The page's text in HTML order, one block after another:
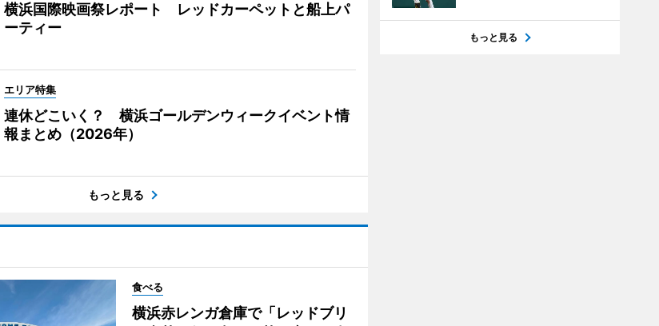
横浜国際映画祭レポート レッドカーペットと船上パ
ーティー
エリア特集
連休どこいく？ 横浜ゴールデンウィークイベント情
報まとめ（2026年）
もっと見る
食べる
横浜赤レンガ倉庫で「レッドブリ
もっと見る